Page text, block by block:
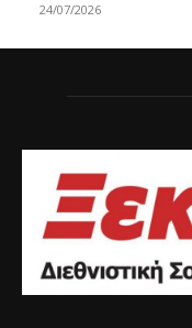
24/07/2026